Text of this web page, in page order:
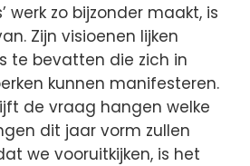
werk zo bijzonder maakt, is
Zijn visioenen lijken
te bevatten die zich in
kunnen manifesteren.
de vraag hangen welke
dit jaar vorm zullen
we vooruitkijken, is het